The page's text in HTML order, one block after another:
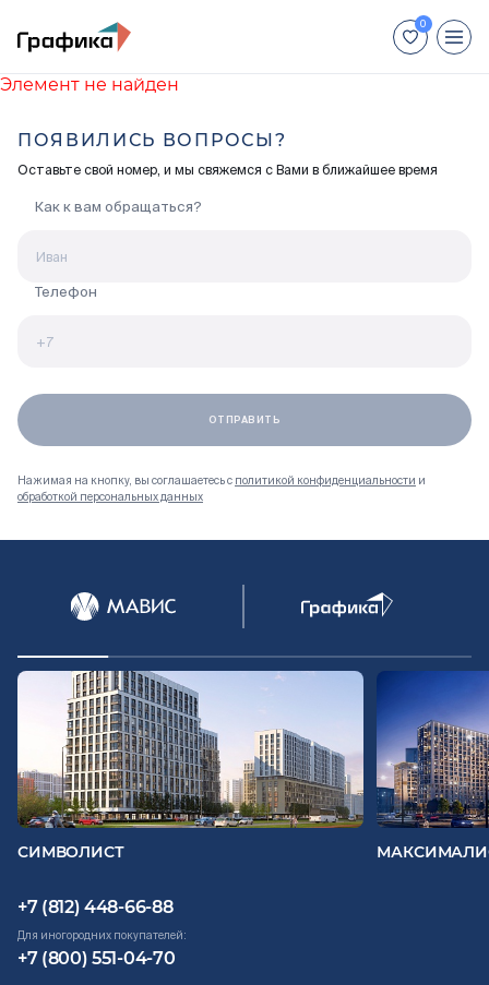
+7 (800) 551-04-70
Способы покупки
Отделка
Акции
Документация
ВЫБРАТЬ КВАРТИРУ
Проекты
О компании
Жизнь в мавис
Элемент не найден
ПОЯВИЛИСЬ ВОПРОСЫ?
Оставьте свой номер, и мы свяжемся с Вами в ближайшее время
Как к вам обращаться?
Телефон
Нажимая на кнопку, вы соглашаетесь с политикой конфиденциальности и
обработкой персональных данных
СИМВОЛИСТ
+7 (812) 448-66-88
Для иногородних покупателей:
+7 (800) 551-04-70